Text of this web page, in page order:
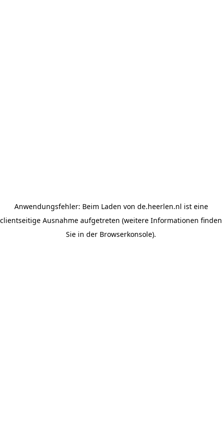
Anwendungsfehler: Beim Laden von de.heerlen.nl ist eine
clientseitige Ausnahme aufgetreten (weitere Informationen finden
Sie in der Browserkonsole).